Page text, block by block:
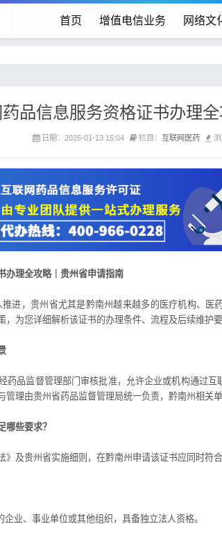
首页 增值电信业务 网络文
品信息服务资格证书办理
日期：2026-01-13 15:04 栏目： 互联网医药
办理全攻略｜贵州省申请指南
，贵州省尤其是黔南州越来越多的医疗机构、医
为您详细解析该证书的办理条件、流程及后续维护
品监督管理部门审核批准，允许企业或机构通过互
理由贵州省药品监督管理局统一负责，黔南州相关
些要求？
贵州省实施细则，在黔南州申请该证书应同时符合
、事业单位或其他组织，具备独立法人资格。